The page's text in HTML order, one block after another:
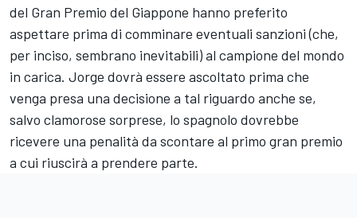
del Gran Premio del Giappone hanno preferito
aspettare prima di comminare eventuali sanzioni (che,
per inciso, sembrano inevitabili) al campione del mondo
in carica. Jorge dovrà essere ascoltato prima che
venga presa una decisione a tal riguardo anche se,
salvo clamorose sorprese, lo spagnolo dovrebbe
ricevere una penalità da scontare al primo gran premio
a cui riuscirà a prendere parte.